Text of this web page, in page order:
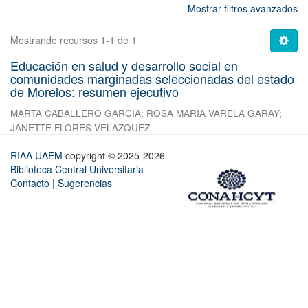
Mostrar filtros avanzados
Mostrando recursos 1-1 de 1
Educación en salud y desarrollo social en
comunidades marginadas seleccionadas del estado
de Morelos: resumen ejecutivo
MARTA CABALLERO GARCIA; ROSA MARIA VARELA GARAY;
JANETTE FLORES VELAZQUEZ
RIAA UAEM copyright © 2025-2026
Biblioteca Central Universitaria
Contacto | Sugerencias